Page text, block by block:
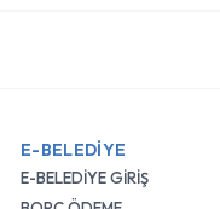
E-BELEDİYE
E-BELEDİYE GİRİŞ